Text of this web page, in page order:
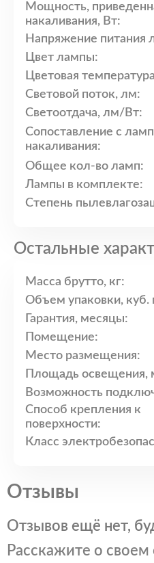
Мощность,
накаливания, Вт:
Напряжение питания
Цвет лампы:
Цветовая
Световой поток, лм:
Светоотдача, лм/Вт:
Сопоставление с
накаливания:
Общее кол-во ламп:
Лампы в комплекте:
Степень
Остальные
Масса брутто, кг:
Объем упаковки, куб.
Гарантия, месяцы:
Помещение:
Место размещения:
Площадь освещения,
Возможность
Способ крепления к
поверхности:
Класс
Отзывы
Отзывов ещё нет,
Расскажите о своем